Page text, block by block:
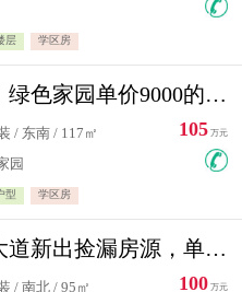
层 学区房
捡漏房源！绿色家园单价9000的大三居，实验小学永明双学区
/ 东南 / 117㎡
园
型 学区房
105 万元
万科翡翠大道新出捡漏房源，单价10500精装修
/ 南北 / 95㎡
100 万元